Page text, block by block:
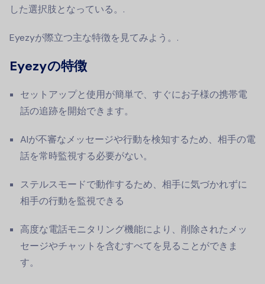
した選択肢となっている。.
Eyezyが際立つ主な特徴を見てみよう。.
Eyezyの特徴
セットアップと使用が簡単で、すぐにお子様の携帯電
話の追跡を開始できます。
AIが不審なメッセージや行動を検知するため、相手の電
話を常時監視する必要がない。
ステルスモードで動作するため、相手に気づかれずに
相手の行動を監視できる
高度な電話モニタリング機能により、削除されたメッ
セージやチャットを含むすべてを見ることができま
す。